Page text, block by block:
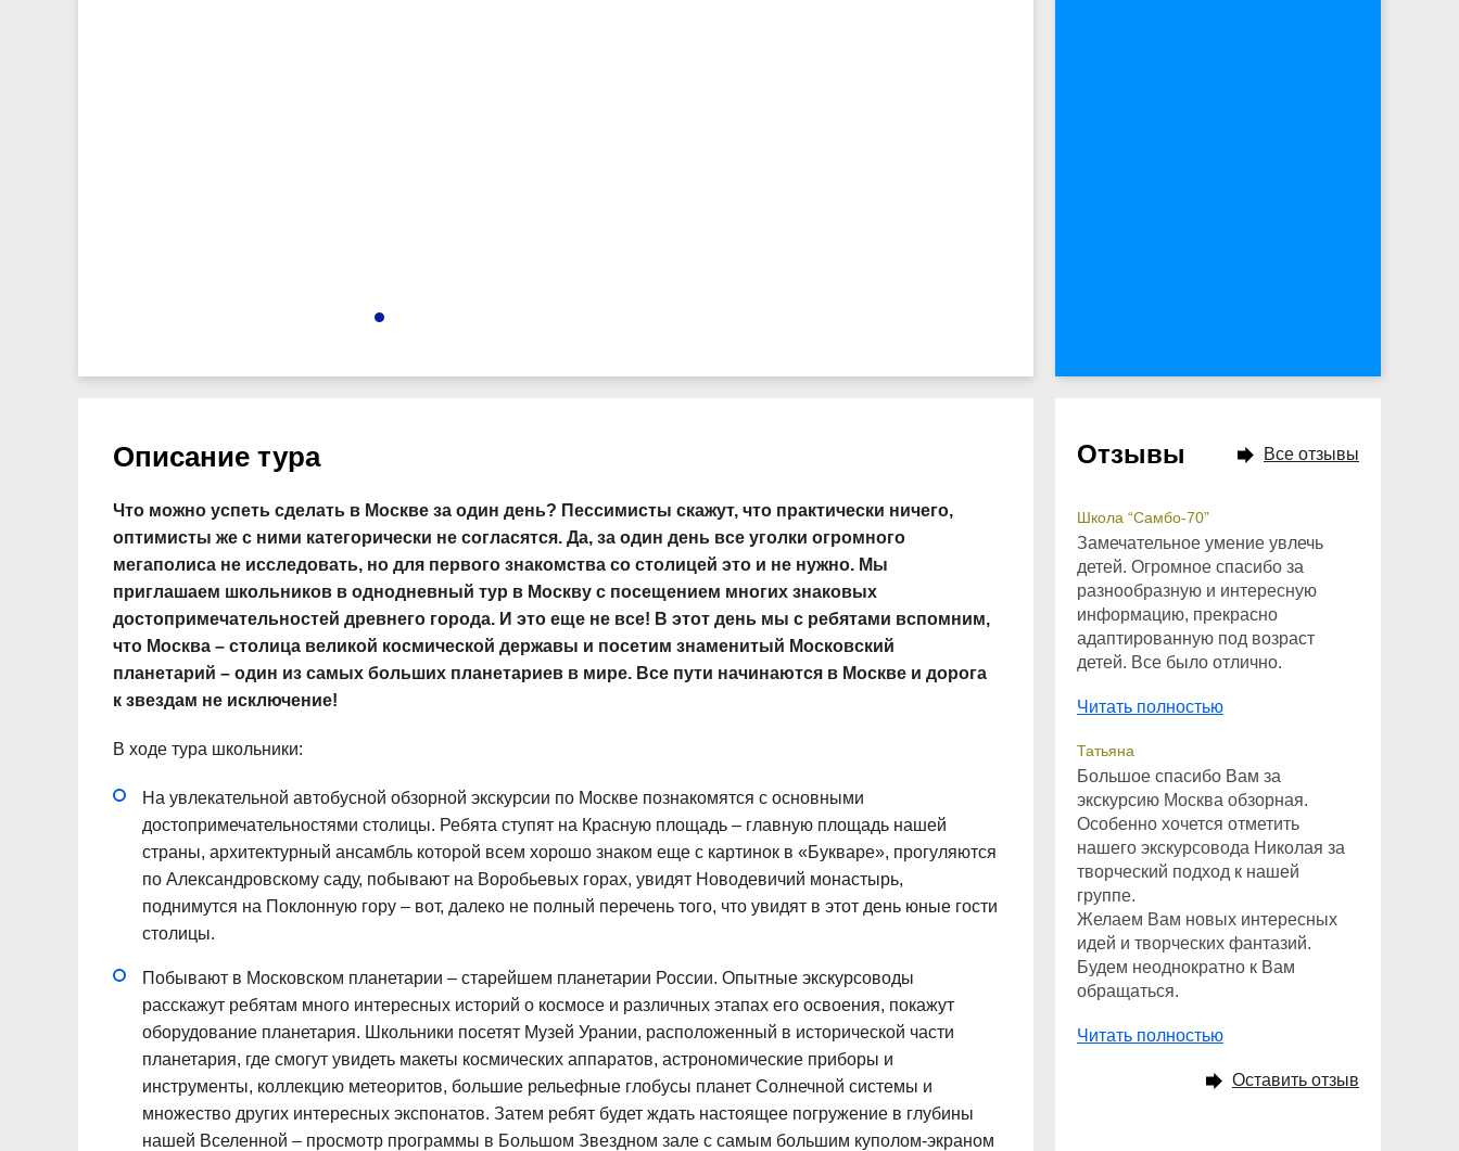
Описание тура
Что можно успеть сделать в Москве за один день? Пессимисты скажут, что практически ничего,
оптимисты же с ними категорически не согласятся. Да, за один день все уголки огромного
мегаполиса не исследовать, но для первого знакомства со столицей это и не нужно. Мы
приглашаем школьников в однодневный тур в Москву с посещением многих знаковых
достопримечательностей древнего города. И это еще не все! В этот день мы с ребятами вспомним,
что Москва – столица великой космической державы и посетим знаменитый Московский
планетарий – один из самых больших планетариев в мире. Все пути начинаются в Москве и дорога
к звездам не исключение!
В ходе тура школьники:
На увлекательной автобусной обзорной экскурсии по Москве познакомятся с основными
достопримечательностями столицы. Ребята ступят на Красную площадь – главную площадь нашей
страны, архитектурный ансамбль которой всем хорошо знаком еще с картинок в «Букваре», прогуляются
по Александровскому саду, побывают на Воробьевых горах, увидят Новодевичий монастырь,
поднимутся на Поклонную гору – вот, далеко не полный перечень того, что увидят в этот день юные гости
столицы.
Побывают в Московском планетарии – старейшем планетарии России. Опытные экскурсоводы
расскажут ребятам много интересных историй о космосе и различных этапах его освоения, покажут
оборудование планетария. Школьники посетят Музей Урании, расположенный в исторической части
планетария, где смогут увидеть макеты космических аппаратов, астрономические приборы и
инструменты, коллекцию метеоритов, большие рельефные глобусы планет Солнечной системы и
множество других интересных экспонатов. Затем ребят будет ждать настоящее погружение в глубины
нашей Вселенной – просмотр программы в Большом Звездном зале с самым большим куполом-экраном
Отзывы Все отзывы
Школа “Самбо-70”
Замечательное умение увлечь
детей. Огромное спасибо за
разнообразную и интересную
информацию, прекрасно
адаптированную под возраст
детей. Все было отлично.
Читать полностью
Татьяна
Большое спасибо Вам за
экскурсию Москва обзорная.
Особенно хочется отметить
нашего экскурсовода Николая за
творческий подход к нашей
группе.
Желаем Вам новых интересных
идей и творческих фантазий.
Будем неоднократно к Вам
обращаться.
Читать полностью
Оставить отзыв